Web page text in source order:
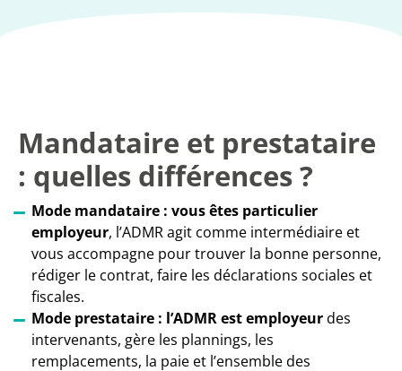
Mandataire et prestataire
: quelles différences ?
Mode mandataire : vous êtes particulier
employeur, l’ADMR agit comme intermédiaire et
vous accompagne pour trouver la bonne personne,
rédiger le contrat, faire les déclarations sociales et
fiscales.
Mode prestataire : l’ADMR est employeurdes
intervenants, gère les plannings, les
remplacements, la paie et l’ensemble des